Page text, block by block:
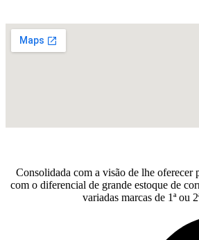
Consolidada com a visão de lhe oferecer
com o diferencial de grande estoque de
variadas marcas de 1ª ou